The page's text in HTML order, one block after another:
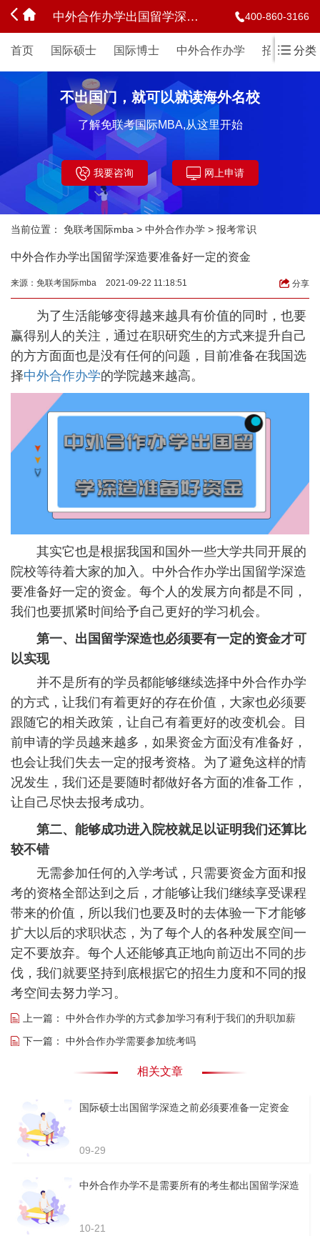
中外合作办学出国留学深造要准备好一定的资金 400-860-3166
首页 国际硕士 国际博士 中外合作办学 招生简章
分类
不出国门，就可以就读海外名校
了解免联考国际MBA,从这里开始
我要咨询 网上申请
当前位置： 免联考国际mba > 中外合作办学 > 报考常识
中外合作办学出国留学深造要准备好一定的资金
来源： 免联考国际mba 2021-09-22 11:18:51 分享
为了生活能够变得越来越具有价值的同时，也要
赢得别人的关注，通过在职研究生的方式来提升自己
的方方面面也是没有任何的问题，目前准备在我国选
择中外合作办学的学院越来越高。
其实它也是根据我国和国外一些大学共同开展的
院校等待着大家的加入。中外合作办学出国留学深造
要准备好一定的资金。每个人的发展方向都是不同，
我们也要抓紧时间给予自己更好的学习机会。
第一、出国留学深造也必须要有一定的资金才可
以实现
并不是所有的学员都能够继续选择中外合作办学
的方式，让我们有着更好的存在价值，大家也必须要
跟随它的相关政策，让自己有着更好的改变机会。目
前申请的学员越来越多，如果资金方面没有准备好，
也会让我们失去一定的报考资格。为了避免这样的情
况发生，我们还是要随时都做好各方面的准备工作，
让自己尽快去报考成功。
第二、能够成功进入院校就足以证明我们还算比
较不错
无需参加任何的入学考试，只需要资金方面和报
考的资格全部达到之后，才能够让我们继续享受课程
带来的价值，所以我们也要及时的去体验一下才能够
扩大以后的求职状态，为了每个人的各种发展空间一
定不要放弃。每个人还能够真正地向前迈出不同的步
伐，我们就要坚持到底根据它的招生力度和不同的报
考空间去努力学习。
上一篇： 中外合作办学的方式参加学习有利于我们的升职加薪
下一篇： 中外合作办学需要参加统考吗
相关文章
国际硕士出国留学深造之前必须要准备一定资金
09-29
中外合作办学不是需要所有的考生都出国留学深造
10-21